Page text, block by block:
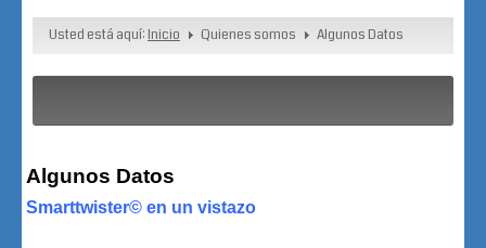
Usted está aquí:Inicio Quienes somos Algunos Datos
Algunos Datos
Smarttwister© en un vistazo